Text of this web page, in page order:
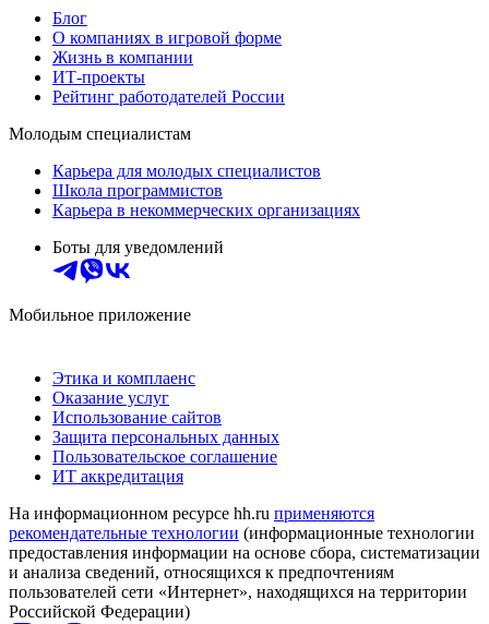
Блог
О компаниях в игровой форме
Жизнь в компании
ИТ-проекты
Рейтинг работодателей России
Молодым специалистам
Карьера для молодых специалистов
Школа программистов
Карьера в некоммерческих организациях
Боты для уведомлений
Мобильное приложение
Этика и комплаенс
Оказание услуг
Использование сайтов
Защита персональных данных
Пользовательское соглашение
ИТ аккредитация
На информационном ресурсе hh.ru применяются
рекомендательные технологии (информационные технологии
предоставления информации на основе сбора, систематизации
и анализа сведений, относящихся к предпочтениям
пользователей сети «Интернет», находящихся на территории
Российской Федерации)